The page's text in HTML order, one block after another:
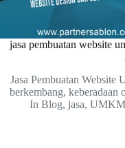
jasa pembuatan website
Jasa Pembuatan
berkembang,
In Blog, jasa,UMKM